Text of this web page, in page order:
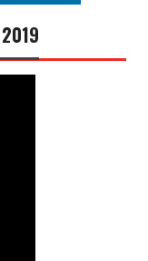
2019